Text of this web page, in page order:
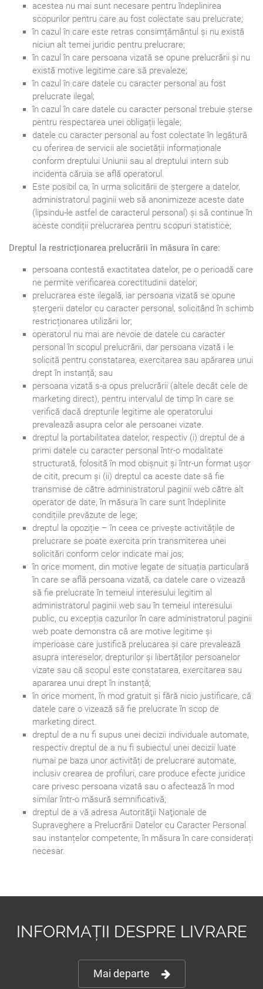
acestea nu mai sunt necesare pentru îndeplinirea
scopurilor pentru care au fost colectate sau prelucrate;
în cazul în care este retras consimțământul și nu există
niciun alt temei juridic pentru prelucrare;
în cazul în care persoana vizată se opune prelucrării și nu
există motive legitime care să prevaleze;
în cazul în care datele cu caracter personal au fost
prelucrate ilegal;
în cazul în care datele cu caracter personal trebuie șterse
pentru respectarea unei obligații legale;
datele cu caracter personal au fost colectate în legătură
cu oferirea de servicii ale societății informaționale
conform dreptului Uniunii sau al dreptului intern sub
incidenta căruia se află operatorul.
Este posibil ca, în urma solicitării de ștergere a datelor,
administratorul paginii web să anonimizeze aceste date
(lipsindu-le astfel de caracterul personal) și să continue în
aceste condiții prelucrarea pentru scopuri statistice;
Dreptul la restricționarea prelucrării în măsura în care:
persoana contestă exactitatea datelor, pe o perioadă care
ne permite verificarea corectitudinii datelor;
prelucrarea este ilegală, iar persoana vizată se opune
ștergerii datelor cu caracter personal, solicitând în schimb
restricționarea utilizării lor;
operatorul nu mai are nevoie de datele cu caracter
personal în scopul prelucrării, dar persoana vizată i le
solicită pentru constatarea, exercitarea sau apărarea unui
drept în instanță; sau
persoana vizată s-a opus prelucrării (altele decât cele de
marketing direct), pentru intervalul de timp în care se
verifică dacă drepturile legitime ale operatorului
prevalează asupra celor ale persoanei vizate.
dreptul la portabilitatea datelor, respectiv (i) dreptul de a
primi datele cu caracter personal într-o modalitate
structurată, folosită în mod obișnuit și într-un format ușor
de citit, precum și (ii) dreptul ca aceste date să fie
transmise de către administratorul paginii web către alt
operator de date, în măsura în care sunt îndeplinite
condițiile prevăzute de lege;
dreptul la opoziție – în ceea ce privește activitățile de
prelucrare se poate exercita prin transmiterea unei
solicitări conform celor indicate mai jos;
în orice moment, din motive legate de situația particulară
în care se află persoana vizată, ca datele care o vizează
să fie prelucrate în temeiul interesului legitim al
administratorul paginii web sau în temeiul interesului
public, cu excepția cazurilor în care administratorul paginii
web poate demonstra că are motive legitime și
imperioase care justifică prelucarea și care prevalează
asupra intereselor, drepturilor și libertăților persoanelor
vizate sau că scopul este constatarea, exercitarea sau
apararea unui drept în instanță;
în orice moment, în mod gratuit și fără nicio justificare, că
datele care o vizează să fie prelucrate în scop de
marketing direct.
dreptul de a nu fi supus unei decizii individuale automate,
respectiv dreptul de a nu fi subiectul unei decizii luate
numai pe baza unor activități de prelucrare automate,
inclusiv crearea de profiluri, care produce efecte juridice
care privesc persoana vizată sau o afectează în mod
similar într-o măsură semnificativă;
dreptul de a vă adresa Autorităţii Naţionale de
Supraveghere a Prelucrării Datelor cu Caracter Personal
sau instanțelor competente, în măsura în care considerați
necesar.
INFORMAȚII DESPRE LIVRARE
Mai departe